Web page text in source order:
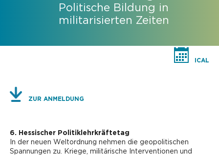
Politische Bildung in
militarisierten Zeiten
ICAL
ZUR ANMELDUNG
6. Hessischer Politiklehrkräftetag
In der neuen Weltordnung nehmen die geopolitischen
Spannungen zu. Kriege, militärische Interventionen und